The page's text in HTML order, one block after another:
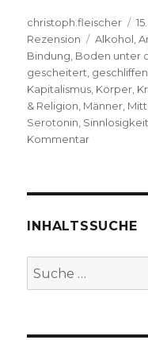
Autor
christoph.fleischer
Rezension
Alkohol ,
Bindung Boden unter
gescheitert geschliffen
Kapitalismus Körper
& Religion Männer
Serotonin Sinnlosigkeit
Kommentarzu
von
Leberecht,
2019
INHALTSSUCHE
Suche
nach: